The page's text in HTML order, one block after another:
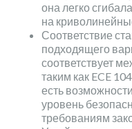
она легко
на
Соответствие
подходящего
соответствует
таким как ECE
есть
уровень
требованиям